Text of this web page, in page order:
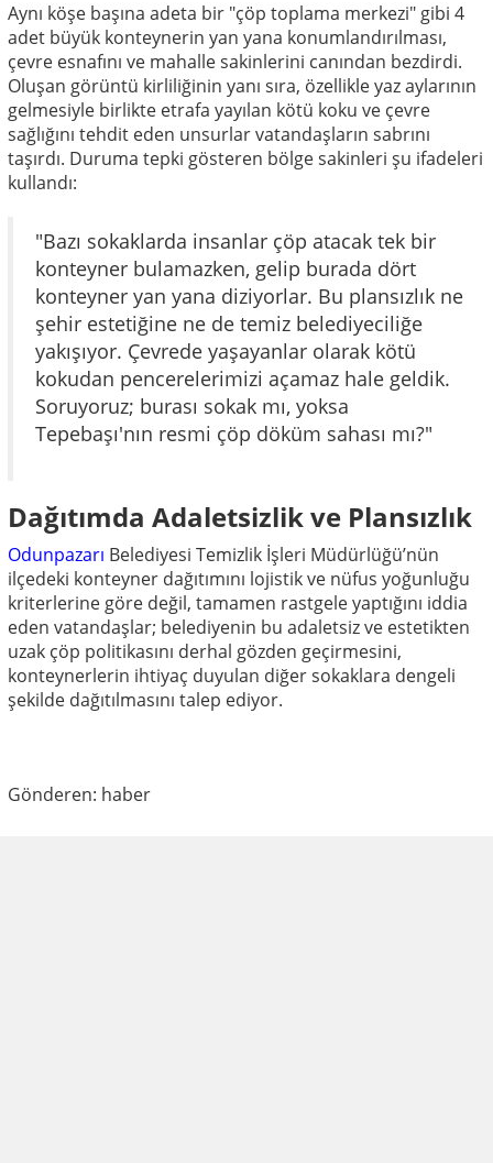
Aynı köşe başına adeta bir "çöp toplama merkezi" gibi 4
adet büyük konteynerin yan yana konumlandırılması,
çevre esnafını ve mahalle sakinlerini canından bezdirdi.
Oluşan görüntü kirliliğinin yanı sıra, özellikle yaz aylarının
gelmesiyle birlikte etrafa yayılan kötü koku ve çevre
sağlığını tehdit eden unsurlar vatandaşların sabrını
taşırdı. Duruma tepki gösteren bölge sakinleri şu ifadeleri
kullandı:
"Bazı sokaklarda insanlar çöp atacak tek bir
konteyner bulamazken, gelip burada dört
konteyner yan yana diziyorlar. Bu plansızlık ne
şehir estetiğine ne de temiz belediyeciliğe
yakışıyor. Çevrede yaşayanlar olarak kötü
kokudan pencerelerimizi açamaz hale geldik.
Soruyoruz; burası sokak mı, yoksa
Tepebaşı'nın resmi çöp döküm sahası mı?"
Dağıtımda Adaletsizlik ve Plansızlık
Odunpazarı Belediyesi Temizlik İşleri Müdürlüğü’nün
ilçedeki konteyner dağıtımını lojistik ve nüfus yoğunluğu
kriterlerine göre değil, tamamen rastgele yaptığını iddia
eden vatandaşlar; belediyenin bu adaletsiz ve estetikten
uzak çöp politikasını derhal gözden geçirmesini,
konteynerlerin ihtiyaç duyulan diğer sokaklara dengeli
şekilde dağıtılmasını talep ediyor.
Gönderen: haber